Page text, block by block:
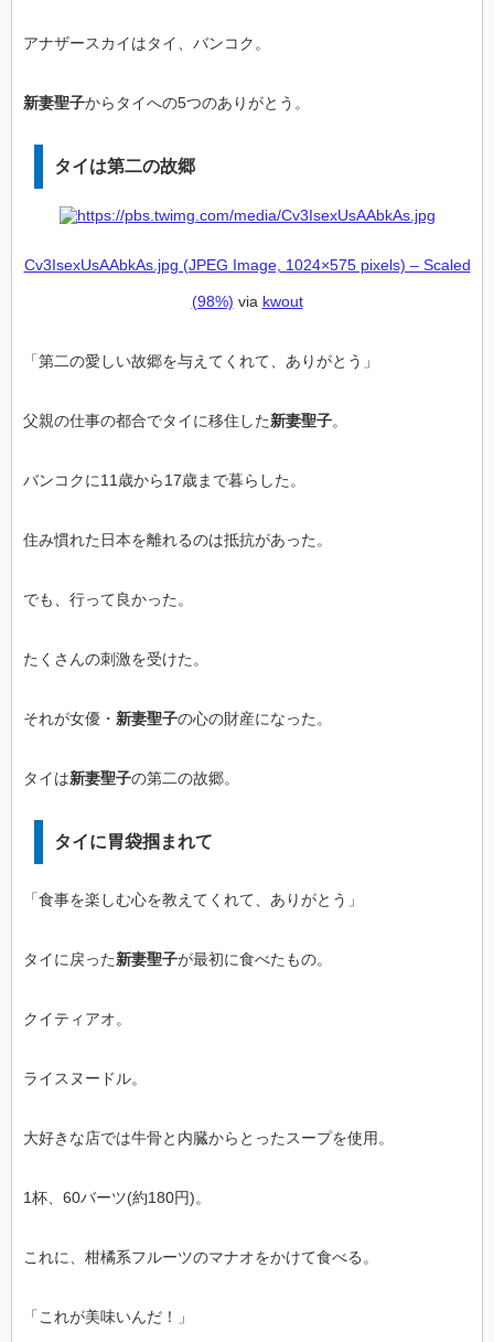
アナザースカイはタイ、バンコク。
新妻聖子からタイへの5つのありがとう。
タイは第二の故郷
Cv3IsexUsAAbkAs.jpg (JPEG Image, 1024×575 pixels) – Scaled
(98%) via kwout
「第二の愛しい故郷を与えてくれて、ありがとう」
父親の仕事の都合でタイに移住した新妻聖子。
バンコクに11歳から17歳まで暮らした。
住み慣れた日本を離れるのは抵抗があった。
でも、行って良かった。
たくさんの刺激を受けた。
それが女優・ 新妻聖子の心の財産になった。
タイは新妻聖子の第二の故郷。
タイに胃袋掴まれて
「食事を楽しむ心を教えてくれて、ありがとう」
タイに戻った新妻聖子が最初に食べたもの。
クイティアオ。
ライスヌードル。
大好きな店では牛骨と内臓からとったスープを使用。
1杯、60バーツ(約180円)。
これに、柑橘系フルーツのマナオをかけて食べる。
「これが美味いんだ！」